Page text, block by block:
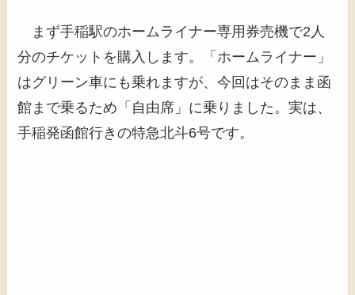
まず手稲駅のホームライナー専用券売機で2人
分のチケットを購入します。「ホームライナー」
はグリーン車にも乗れますが、今回はそのまま函
館まで乗るため「自由席」に乗りました。実は、
手稲発函館行きの特急北斗6号です。